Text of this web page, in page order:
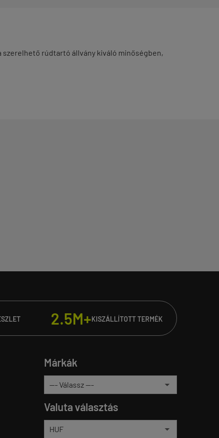
szerelhető rúdtartó állvány kiváló minőségben,
2.5M+KISZÁLLÍTOTT TERMÉK
Márkák
Valuta választás